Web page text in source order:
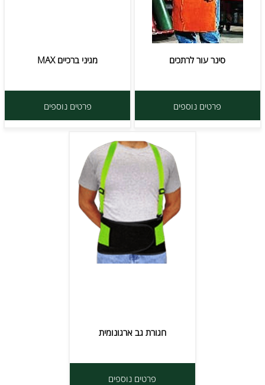
סינר עור לרתכים
פרטים נוספים
מגיני ברכיים MAX
פרטים נוספים
חגורת גב ארגונומית
פרטים נוספים